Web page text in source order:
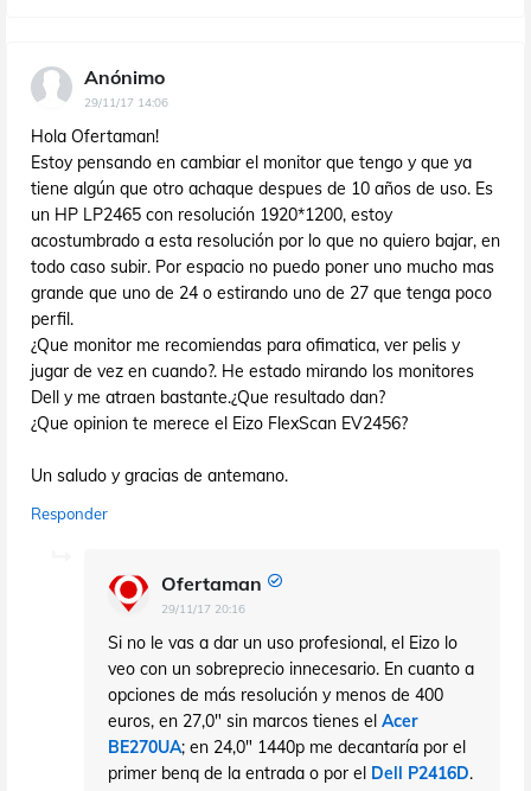
Anónimo
29/11/17 14:06
Hola Ofertaman!
Estoy pensando en cambiar el monitor que tengo y que ya
tiene algún que otro achaque despues de 10 años de uso. Es
un HP LP2465 con resolución 1920*1200, estoy
acostumbrado a esta resolución por lo que no quiero bajar, en
todo caso subir. Por espacio no puedo poner uno mucho mas
grande que uno de 24 o estirando uno de 27 que tenga poco
perfil.
¿Que monitor me recomiendas para ofimatica, ver pelis y
jugar de vez en cuando?. He estado mirando los monitores
Dell y me atraen bastante.¿Que resultado dan?
¿Que opinion te merece el Eizo FlexScan EV2456?
Un saludo y gracias de antemano.
Responder
Ofertaman
29/11/17 20:16
Si no le vas a dar un uso profesional, el Eizo lo
veo con un sobreprecio innecesario. En cuanto a
opciones de más resolución y menos de 400
euros, en 27,0" sin marcos tienes el Acer
BE270UA; en 24,0" 1440p me decantaría por el
primer benq de la entrada o por el Dell P2416D.